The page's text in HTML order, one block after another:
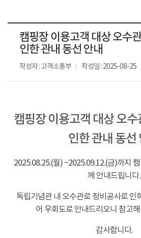
캠핑장 이용고객 대상 오수
인한 관내 동선 안내
작성자 : 고객소통부 작성일 : 2025-08-25
캠핑장 이용고객 대상 오
인한 관내 동선
2025.08.25.(월) ~2025.09.12.(금)까지
께 안내드립니다.
독립기념관 내 오수관로 정비공사로 인
어 우회도로 안내드리오니 참고
감사합니다.